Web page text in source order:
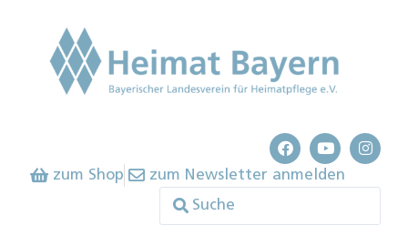
zum Shop zum Newsletter anmelden